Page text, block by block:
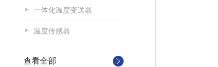
一体化温度变送器
温度传感器
查看全部